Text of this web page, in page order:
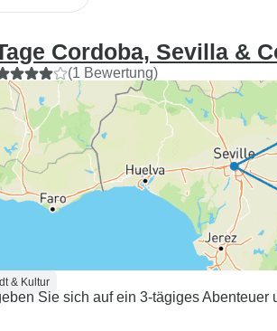
Cordoba, Sevilla &
(1 Bewertung)
& Kultur
Sie sich auf ein 3-tägiges Abenteuer